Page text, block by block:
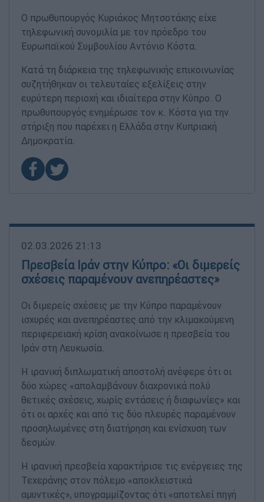
Ο πρωθυπουργός Κυριάκος Μητσοτάκης είχε
τηλεφωνική συνομιλία με τον πρόεδρο του
Ευρωπαϊκού Συμβουλίου Αντόνιο Κόστα.
Κατά τη διάρκεια της τηλεφωνικής επικοινωνίας
συζητήθηκαν οι τελευταίες εξελίξεις στην
ευρύτερη περιοχή και ιδιαίτερα στην Κύπρο. Ο
πρωθυπουργός ενημέρωσε τον κ. Κόστα για την
στήριξη που παρέχει η Ελλάδα στην Κυπριακή
Δημοκρατία.
02.03.2026 21:13
Πρεσβεία Ιράν στην Κύπρο: «Οι διμερείς
σχέσεις παραμένουν ανεπηρέαστες»
Οι διμερείς σχέσεις με την Κύπρo παραμένουν
ισχυρές και ανεπηρέαστες από την κλιμακούμενη
περιφερειακή κρίση ανακοίνωσε η πρεσβεία του
Ιράν στη Λευκωσία.
Η ιρανική διπλωματική αποστολή ανέφερε ότι οι
δύο χώρες «απολαμβάνουν διαχρονικά πολύ
θετικές σχέσεις, χωρίς εντάσεις ή διαφωνίες» και
ότι οι αρχές και από τις δύο πλευρές παραμένουν
προσηλωμένες στη διατήρηση και ενίσχυση των
δεσμών.
Η ιρανική πρεσβεία χαρακτήρισε τις ενέργειες της
Τεχεράνης στον πόλεμο «αποκλειστικά
αμυντικές», υπογραμμίζοντας ότι «αποτελεί πηγή